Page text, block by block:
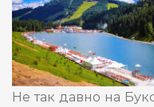
Не так давно на